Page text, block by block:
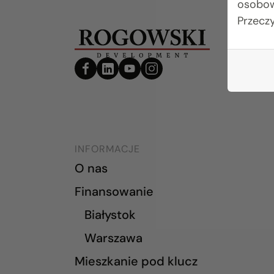
INFORMACJE
O nas
Finansowanie
Białystok
Warszawa
Mieszkanie pod klucz